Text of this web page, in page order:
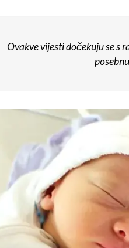
Ovakve vijesti dočekuju se s